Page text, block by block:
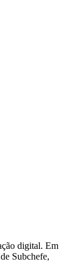
digital. Em
Subchefe,